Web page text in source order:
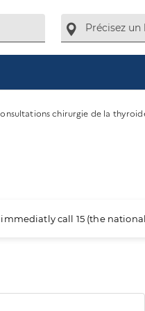
chirurgie de la
call 15 (the